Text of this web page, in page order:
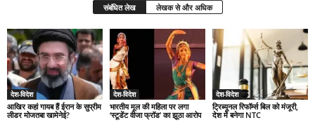
संबंधित लेख लेखक से और अधिक
देश-विदेश
आखिर कहां गायब हैं ईरान के सुप्रीम
लीडर मोजतबा खामेनेई?
देश-विदेश
भारतीय मूल की महिला पर लगा
‘स्टूडेंट वीजा फ्रॉड’ का झूठा आरोप
देश-विदेश
ट्रिब्यूनल रिफॉर्म्स बिल को मंजूरी,
देश में बनेगा NTC